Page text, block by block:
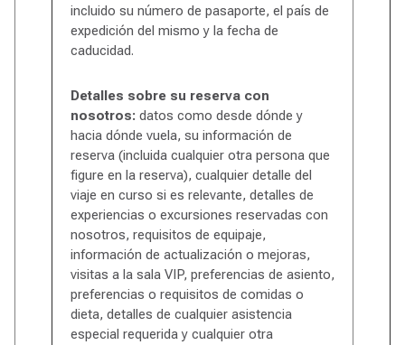
incluido su número de pasaporte, el país de
expedición del mismo y la fecha de
caducidad.
Detalles sobre su reserva con
nosotros: datos como desde dónde y
hacia dónde vuela, su información de
reserva (incluida cualquier otra persona que
figure en la reserva), cualquier detalle del
viaje en curso si es relevante, detalles de
experiencias o excursiones reservadas con
nosotros, requisitos de equipaje,
información de actualización o mejoras,
visitas a la sala VIP, preferencias de asiento,
preferencias o requisitos de comidas o
dieta, detalles de cualquier asistencia
especial requerida y cualquier otra